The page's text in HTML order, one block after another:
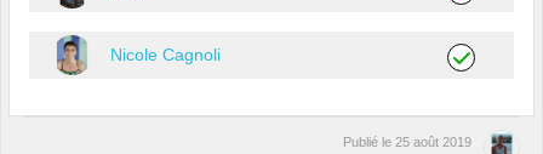
Nicole Cagnoli
Publié le 25 août 2019